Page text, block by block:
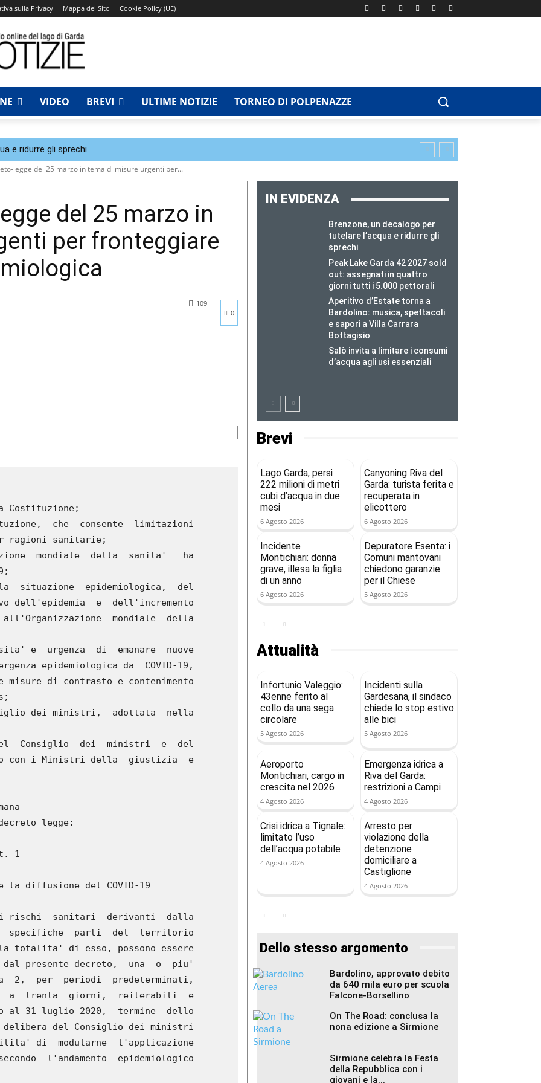
sulla Privacy Mappa del Sito Cookie Policy (UE)
VIDEO BREVI ULTIME NOTIZIE TORNEO DI POLPENAZZE
e ridurre gli sprechi
legge del 25 marzo in tema di misure urgenti per...
del 25 marzo in
per fronteggiare
0
109
IN EVIDENZA
Brenzone, un decalogo per
tutelare l’acqua e ridurre gli
sprechi
Peak Lake Garda 42 2027 sold
out: assegnati in quattro
giorni tutti i 5.000 pettorali
Aperitivo d’Estate torna a
Bardolino: musica, spettacoli
e sapori a Villa Carrara
Bottagisio
Salò invita a limitare i consumi
d’acqua agli usi essenziali
Brevi
Lago Garda, persi
222 milioni di metri
cubi d’acqua in due
mesi
6 Agosto 2026
Canyoning Riva del
Garda: turista ferita e
recuperata in
elicottero
6 Agosto 2026
Incidente
Montichiari: donna
grave, illesa la figlia
di un anno
6 Agosto 2026
Depuratore Esenta: i
Comuni mantovani
chiedono garanzie
per il Chiese
5 Agosto 2026
Attualità
Infortunio Valeggio:
43enne ferito al
collo da una sega
circolare
5 Agosto 2026
Incidenti sulla
Gardesana, il sindaco
chiede lo stop estivo
alle bici
5 Agosto 2026
Aeroporto
Montichiari, cargo in
crescita nel 2026
4 Agosto 2026
Emergenza idrica a
Riva del Garda:
restrizioni a Campi
4 Agosto 2026
Crisi idrica a Tignale:
limitato l’uso
dell’acqua potabile
4 Agosto 2026
Arresto per
violazione della
detenzione
domiciliare a
Castiglione
4 Agosto 2026
Dello stesso argomento
Bardolino, approvato debito
da 640 mila euro per scuola
Falcone-Borsellino
On The Road: conclusa la
nona edizione a Sirmione
Sirmione celebra la Festa
della Repubblica con i
giovani e la...